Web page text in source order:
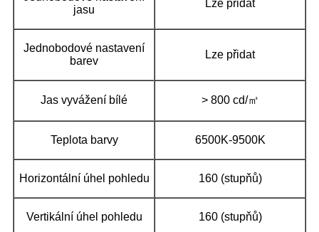
jasu
Lze přidat
Jednobodové nastavení
barev
Lze přidat
Jas vyvážení bílé > 800 cd/㎡
Teplota barvy 6500K-9500K
Horizontální úhel pohledu 160 (stupňů)
Vertikální úhel pohledu 160 (stupňů)